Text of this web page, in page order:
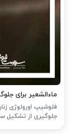
ماءالشعیر برای
فلوشیپ اورولوژی
جلوگیری از تشکیل